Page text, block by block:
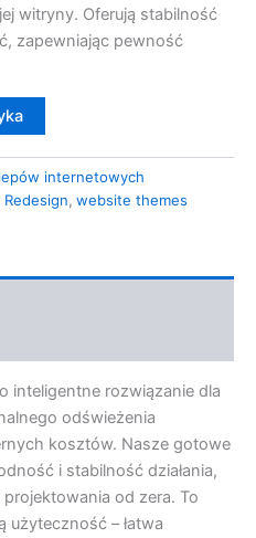
witryny. Oferują stabilność
zapewniając pewność
internetowych
, website themes
inteligentne rozwiązanie dla
odświeżenia
kosztów. Nasze gotowe
i stabilność działania,
od zera. To
użyteczność – łatwa